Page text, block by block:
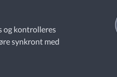
og kontrolleres
synkront med